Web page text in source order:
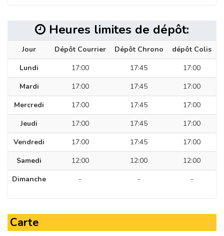
Heures limites de dépôt:
Jour Dépôt Courrier Dépôt Chrono
dépôt Colis
Lundi
17:00 17:45
17:00
Mardi
17:00 17:45
17:00
Mercredi
17:00 17:45
17:00
Jeudi
17:00 17:45
17:00
Vendredi
17:00 17:45
17:00
Samedi
12:00 12:00
12:00
Dimanche
- - -
Carte